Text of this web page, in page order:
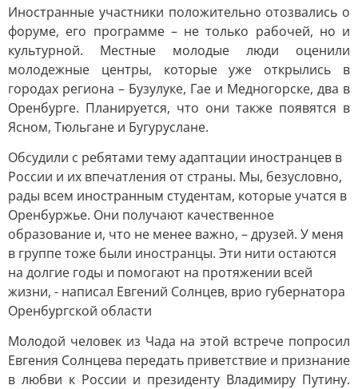
Иностранные участники положительно отозвались о
форуме, его программе – не только рабочей, но и
культурной. Местные молодые люди оценили
молодежные центры, которые уже открылись в
городах региона – Бузулуке, Гае и Медногорске, два в
Оренбурге. Планируется, что они также появятся в
Ясном, Тюльгане и Бугуруслане.
Обсудили с ребятами тему адаптации иностранцев в
России и их впечатления от страны. Мы, безусловно,
рады всем иностранным студентам, которые учатся в
Оренбуржье. Они получают качественное
образование и, что не менее важно, – друзей. У меня
в группе тоже были иностранцы. Эти нити остаются
на долгие годы и помогают на протяжении всей
жизни, - написал Евгений Солнцев, врио губернатора
Оренбургской области
Молодой человек из Чада на этой встрече попросил
Евгения Солнцева передать приветствие и признание
в любви к России и президенту Владимиру Путину.